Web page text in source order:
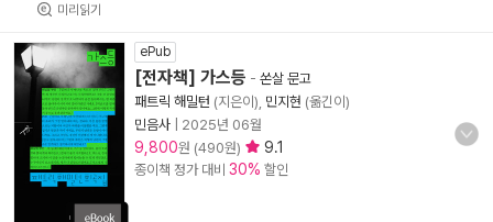
미리읽기
ePub
[전자책] 가스등 - 쏜살 문고
패트릭 해밀턴 (지은이), 민지현 (옮긴이)
민음사
2025년 06월
9,800원 (490원) 9.1
종이책 정가 대비 30% 할인